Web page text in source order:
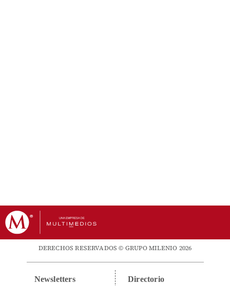
DERECHOS RESERVADOS © GRUPO MILENIO 2026
Newsletters Directorio